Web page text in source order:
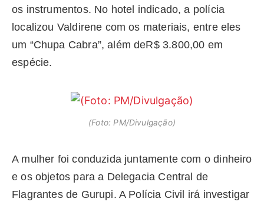
os instrumentos. No hotel indicado, a polícia
localizou Valdirene com os materiais, entre eles
um “Chupa Cabra”, além deR$ 3.800,00 em
espécie.
(Foto: PM/Divulgação)
A mulher foi conduzida juntamente com o dinheiro
e os objetos para a Delegacia Central de
Flagrantes de Gurupi. A Polícia Civil irá investigar